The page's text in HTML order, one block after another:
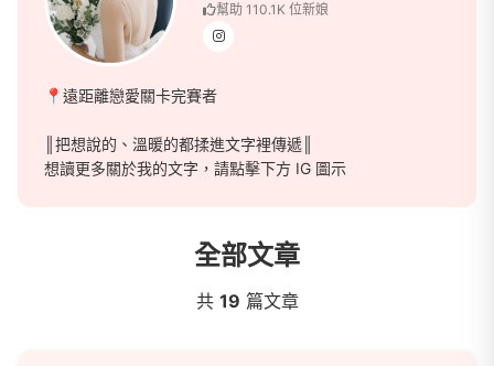
幫助 110.1K 位新娘
📍遠距離戀愛關卡完賽者
║把想說的、溫暖的都揉進文字裡傳遞║
想讀更多關於我的文字，請點擊下方 IG 圖示
║ZOE
全部文章
共 19 篇文章